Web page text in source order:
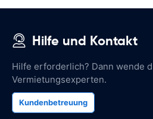
Hilfe und Kontakt
Hilfe erforderlich? Dann wende
Vermietungsexperten.
Kundenbetreuung